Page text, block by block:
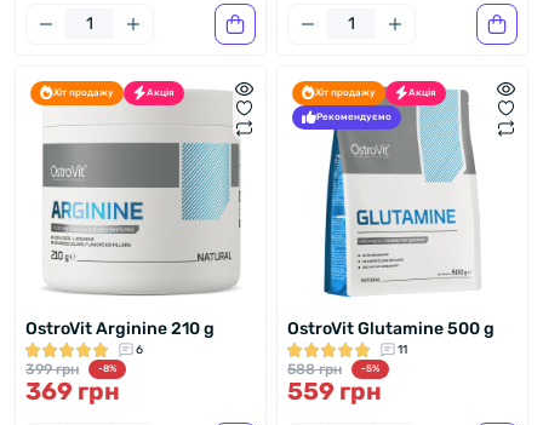
Хіт продажу Акція
OstroVit Arginine 210 g
6
399 грн -8%
369 грн
Хіт продажу Акція
Рекомендуємо
OstroVit Glutamine 500 g
11
588 грн -5%
559 грн